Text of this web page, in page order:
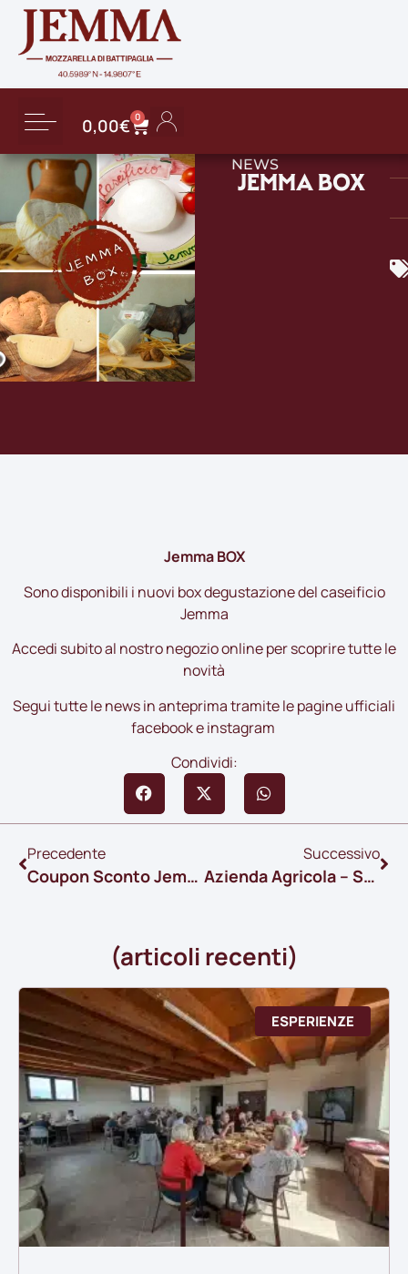
0,00€ 0
NEWS
JEMMA BOX
Jemma BOX
Sono disponibili i nuovi box degustazione del caseificio
Jemma
Accedi subito al nostronegozio onlineper scoprire tutte le
novità
Segui tutte le news in anteprima tramite le pagine ufficiali
facebookeinstagram
Condividi:
Precedente
Coupon Sconto Jemma
Successivo
Azienda Agricola – Sala Mungitura – Filiera Corta Italiana
(articoli recenti)
ESPERIENZE